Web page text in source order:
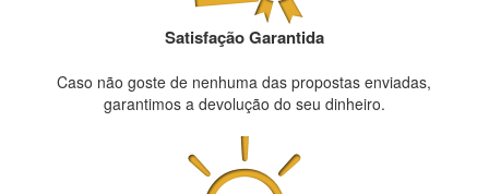
Satisfação Garantida
Caso não goste de nenhuma das propostas enviadas,
garantimos a devolução do seu dinheiro.